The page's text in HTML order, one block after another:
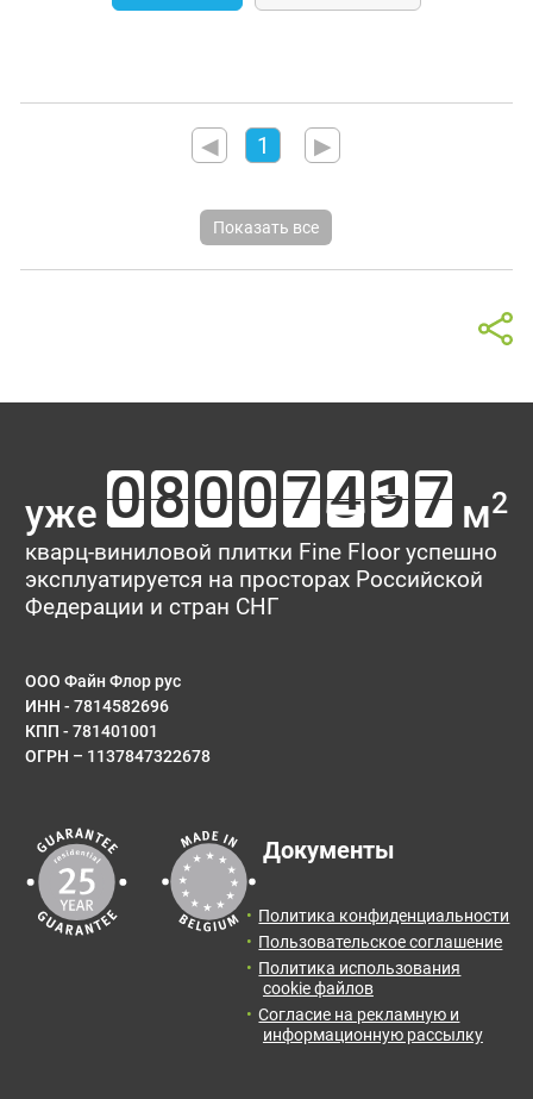
◀ 1 ▶
Показать все
уже м2
кварц-виниловой плитки Fine Floor успешно
эксплуатируется на просторах Российской
Федерации и стран СНГ
ООО Файн Флор рус
ИНН - 7814582696
КПП - 781401001
ОГРН – 1137847322678
Документы
Политика конфиденциальности
Пользовательское соглашение
Политика использования
cookie файлов
Согласие на рекламную и
информационную рассылку